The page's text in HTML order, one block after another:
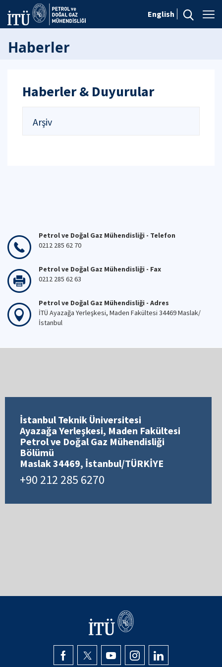
English
Haberler
Haberler & Duyurular
Arşiv
Petrol ve Doğal Gaz Mühendisliği - Telefon
0212 285 62 70
Petrol ve Doğal Gaz Mühendisliği - Fax
0212 285 62 63
Petrol ve Doğal Gaz Mühendisliği - Adres
İTÜ Ayazağa Yerleşkesi, Maden Fakültesi 34469 Maslak/
İstanbul
İstanbul Teknik Üniversitesi
Ayazağa Yerleşkesi, Maden Fakültesi
Petrol ve Doğal Gaz Mühendisliği
Bölümü
Maslak 34469, İstanbul/TÜRKİYE
+90 212 285 6270